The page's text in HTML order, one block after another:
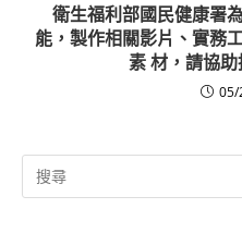
衛生福利部國民健康署
能，製作相關影片、實務
素 材，請協
05/
Search
for: